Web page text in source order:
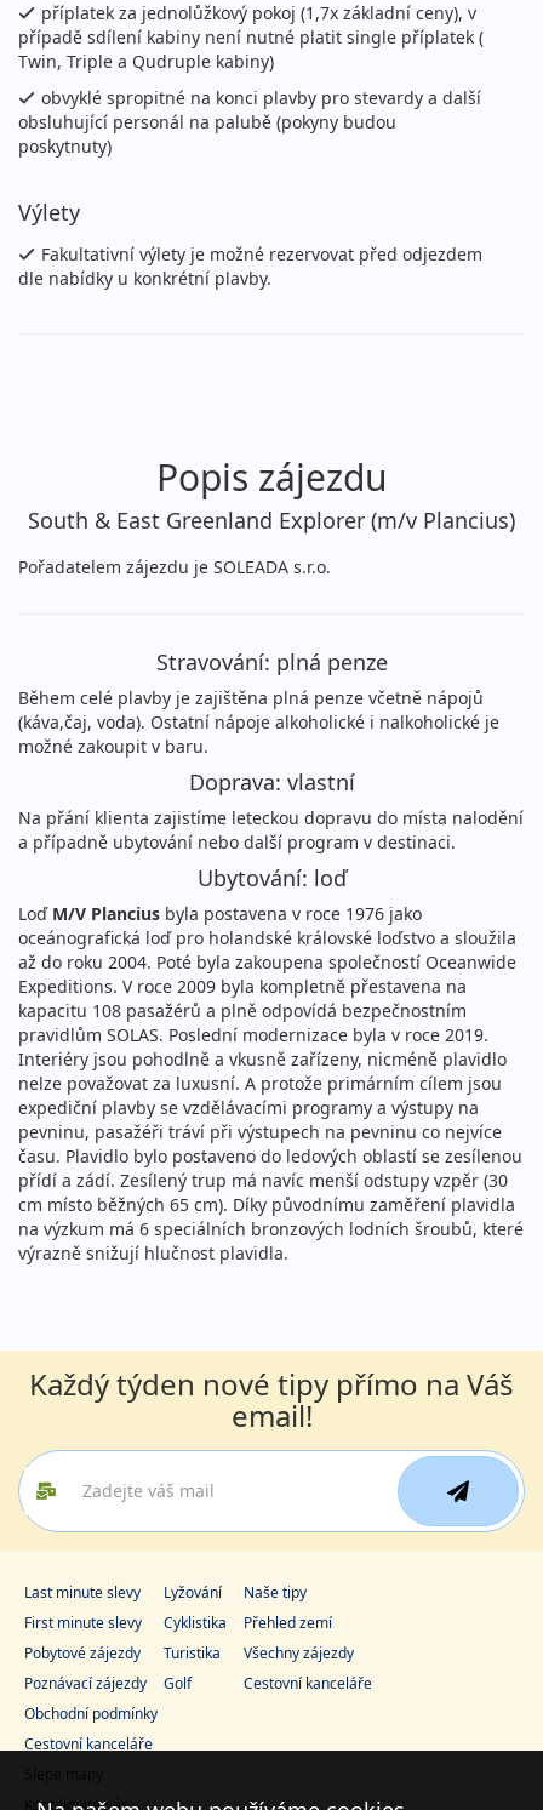
příplatek za jednolůžkový pokoj (1,7x základní ceny), v
případě sdílení kabiny není nutné platit single příplatek (
Twin, Triple a Qudruple kabiny)
obvyklé spropitné na konci plavby pro stevardy a další
obsluhující personál na palubě (pokyny budou
poskytnuty)
Výlety
Fakultativní výlety je možné rezervovat před odjezdem
dle nabídky u konkrétní plavby.
Popis zájezdu
South & East Greenland Explorer (m/v Plancius)
Pořadatelem zájezdu je SOLEADA s.r.o.
Stravování: plná penze
Během celé plavby je zajištěna plná penze včetně nápojů
(káva,čaj, voda). Ostatní nápoje alkoholické i nalkoholické je
možné zakoupit v baru.
Doprava: vlastní
Na přání klienta zajistíme leteckou dopravu do místa nalodění
a případně ubytování nebo další program v destinaci.
Ubytování: loď
Loď M/V Plancius byla postavena v roce 1976 jako
oceánografická loď pro holandské královské loďstvo a sloužila
až do roku 2004. Poté byla zakoupena společností Oceanwide
Expeditions. V roce 2009 byla kompletně přestavena na
kapacitu 108 pasažérů a plně odpovídá bezpečnostním
pravidlům SOLAS. Poslední modernizace byla v roce 2019.
Interiéry jsou pohodlně a vkusně zařízeny, nicméně plavidlo
nelze považovat za luxusní. A protože primárním cílem jsou
expediční plavby se vzdělávacími programy a výstupy na
pevninu, pasažéři tráví při výstupech na pevninu co nejvíce
času. Plavidlo bylo postaveno do ledových oblastí se zesílenou
přídí a zádí. Zesílený trup má navíc menší odstupy vzpěr (30
cm místo běžných 65 cm). Díky původnímu zaměření plavidla
na výzkum má 6 speciálních bronzových lodních šroubů, které
výrazně snižují hlučnost plavidla.
Každý týden nové tipy přímo na Váš
email!
Last minute slevy
First minute slevy
Pobytové zájezdy
Poznávací zájezdy
Lyžování
Cyklistika
Turistika
Golf
Naše tipy
Přehled zemí
Všechny zájezdy
Cestovní kanceláře
Obchodní podmínky
Cestovní kanceláře
Slepé mapy
Kontaktujte nás